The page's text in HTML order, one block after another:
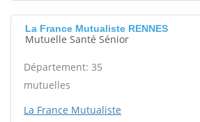
La France Mutualiste RENNES
Mutuelle Santé Sénior
Département: 35
mutuelles
La France Mutualiste